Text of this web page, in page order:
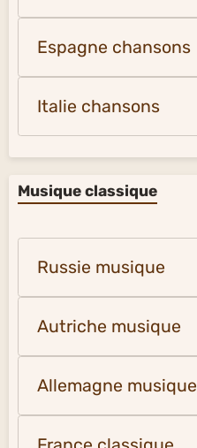
Espagne chansons
Italie chansons
Musique classique
Russie musique
Autriche musique
Allemagne musique